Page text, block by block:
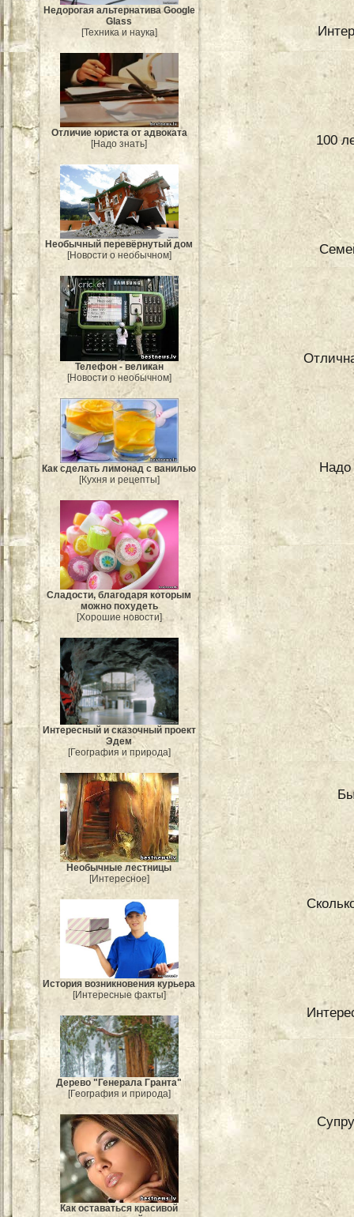
Недорогая альтернатива Google
Glass
[Техника и наука]
Отличие юриста от адвоката
[Надо знать]
Необычный перевёрнутый дом
[Новости о необычном]
Телефон - великан
[Новости о необычном]
Как сделать лимонад с ванилью
[Кухня и рецепты]
Сладости, благодаря которым
можно похудеть
[Хорошие новости]
Интересный и сказочный проект
Эдем
[География и природа]
Необычные лестницы
[Интересное]
История возникновения курьера
[Интересные факты]
Дерево "Генерала Гранта"
[География и природа]
Как оставаться красивой
100
Надо